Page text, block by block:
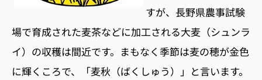
すが、長野県農事試験
場で育成された麦茶などに加工される大麦（シュンラ
イ）の収穫は間近です。まもなく季節は麦の穂が金色
に輝くころで、「麦秋（ばくしゅう）」と言います。